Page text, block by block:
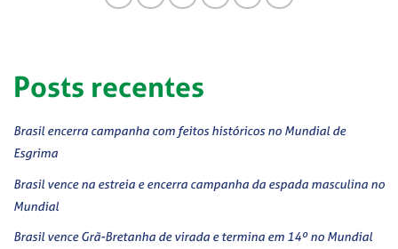
Posts recentes
Brasil encerra campanha com feitos históricos no Mundial de
Esgrima
Brasil vence na estreia e encerra campanha da espada masculina no
Mundial
Brasil vence Grã-Bretanha de virada e termina em 14º no Mundial